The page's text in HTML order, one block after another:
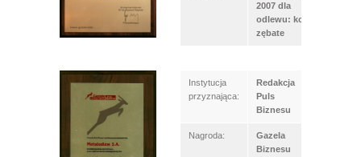
2007 dla
odlewu: koło
zębate
Instytucja
przyznająca:
Redakcja
Puls
Biznesu
Nagroda:
Gazela
Biznesu